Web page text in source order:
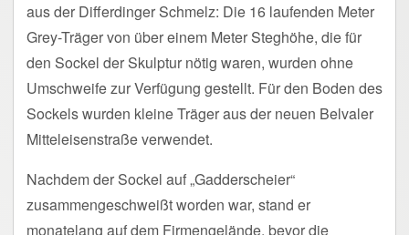
aus der Differdinger Schmelz: Die 16 laufenden Meter
Grey-Träger von über einem Meter Steghöhe, die für
den Sockel der Skulptur nötig waren, wurden ohne
Umschweife zur Verfügung gestellt. Für den Boden des
Sockels wurden kleine Träger aus der neuen Belvaler
Mitteleisenstraße verwendet.
Nachdem der Sockel auf „Gadderscheier“
zusammengeschweißt worden war, stand er
monatelang auf dem Firmengelände, bevor die